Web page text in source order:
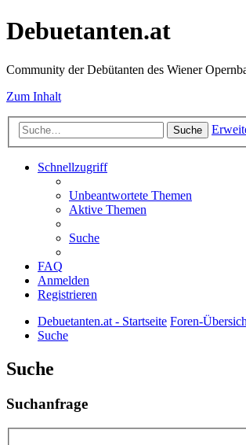
Debuetanten.at
Community der Debütanten des Wiener
Zum Inhalt
Suche
Schnellzugriff
Unbeantwortete Themen
Aktive Themen
Suche
FAQ
Anmelden
Registrieren
Debuetanten.at - Startseite Foren-
Suche
Suche
Suchanfrage